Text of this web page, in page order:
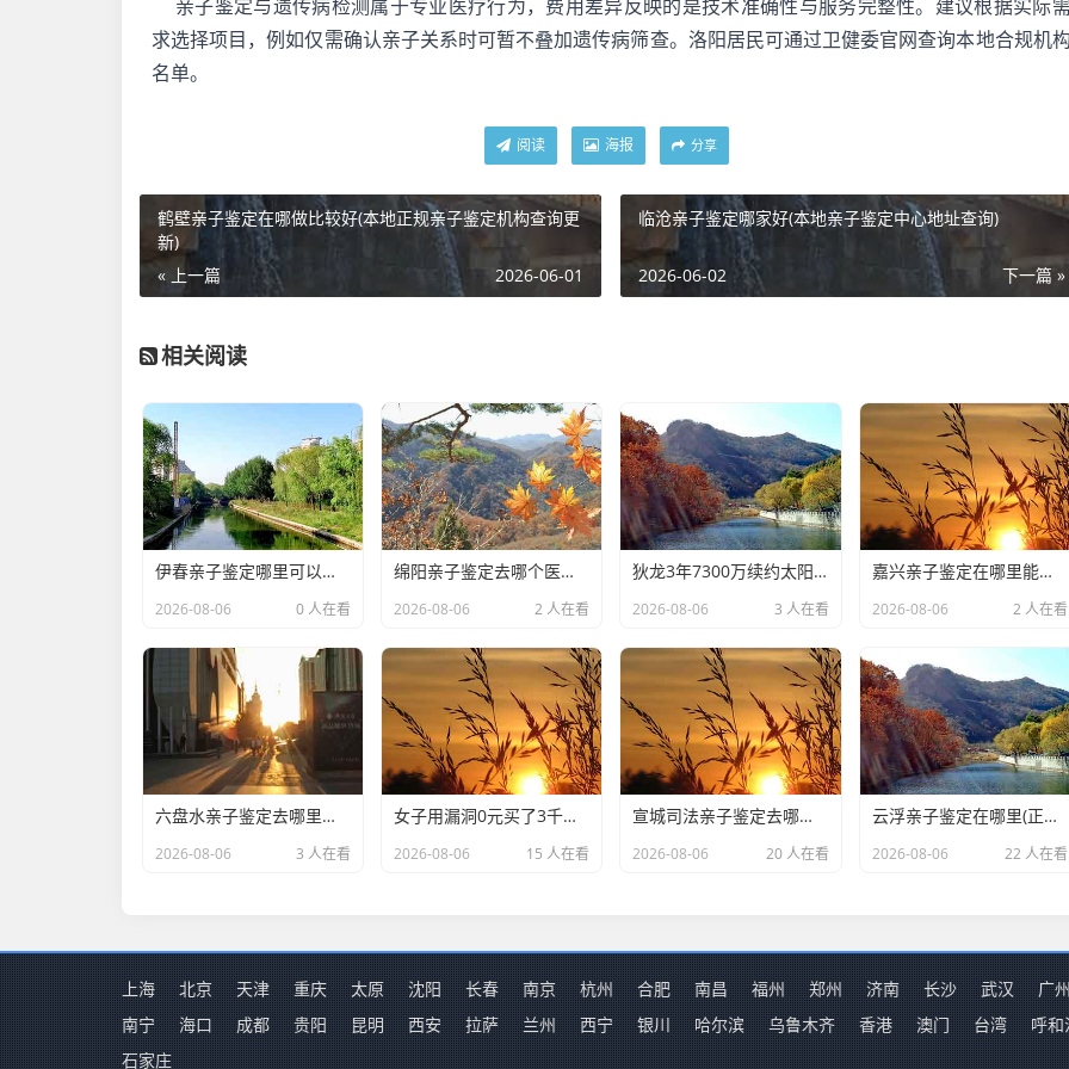
亲子鉴定与遗传病检测属于专业医疗行为，费用差异反映的是技术准确性与服务完整性。建议根据实际
求选择项目，例如仅需确认亲子关系时可暂不叠加遗传病筛查。洛阳居民可通过卫健委官网查询本地合规机
名单。
阅读 海报 分享
鹤壁亲子鉴定在哪做比较好(本地正规亲子鉴定机构查询更
新)
« 上一篇
2026-06-01
临沧亲子鉴定哪家好(本地亲子鉴定中心地址查询)
下一篇 »
2026-06-02
相关阅读
伊春亲子鉴定哪里可以做(DNA亲子鉴定公司都有哪些)
2026-08-06 0 人在看
绵阳亲子鉴定去哪个医院做(正规怀孕期间DNA亲子鉴定机构咨询)
2026-08-06 2 人在看
狄龙3年7300万续约太阳,放弃顶薪换双赢
2026-08-06 3 人在看
嘉兴亲子鉴定在哪里能做(DNA亲子鉴定用什么样品准确)
2026-08-06 2 人在看
六盘水亲子鉴定去哪里可以做(DNA亲子鉴定哪家医院好一点)
2026-08-06 3 人在看
女子用漏洞0元买了3千台电器,涉案金额169万元
2026-08-06 15 人在看
宣城司法亲子鉴定去哪里办理(本地孕期亲子鉴定中心机构)
2026-08-06 20 人在看
云浮亲子鉴定在哪里(正规DNA亲子鉴定中心全攻略)
2026-08-06 22 人在看
上海 北京 天津 重庆 太原 沈阳 长春 南京 杭州 合肥 南昌 福州 郑州 济南 长沙 武汉
广
南宁
海口 成都 贵阳 昆明 西安 拉萨 兰州 西宁 银川 哈尔滨 乌鲁木齐 香港 澳门 台湾
呼和
石家庄